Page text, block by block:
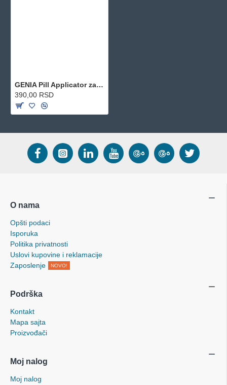
GENIA Pill Applicator za lakše davanje tableta 1 komad
390,00 RSD
O nama
Opšti podaci
Isporuka
Politika privatnosti
Uslovi kupovine i reklamacije
Zaposlenje
NOVO!
Podrška
Kontakt
Mapa sajta
Proizvođači
Moj nalog
Moj nalog